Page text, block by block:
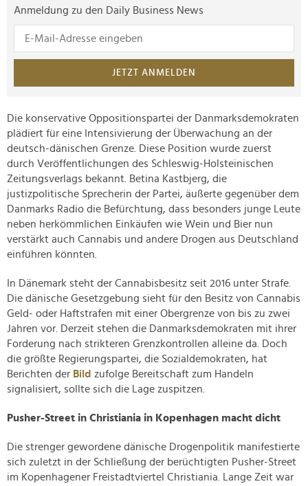
Anmeldung zu den Daily Business News
JETZT ANMELDEN
Die konservative Oppositionspartei der Danmarksdemokraten
plädiert für eine Intensivierung der Überwachung an der
deutsch-dänischen Grenze. Diese Position wurde zuerst
durch Veröffentlichungen des Schleswig-Holsteinischen
Zeitungsverlags bekannt. Betina Kastbjerg, die
justizpolitische Sprecherin der Partei, äußerte gegenüber dem
Danmarks Radio die Befürchtung, dass besonders junge Leute
neben herkömmlichen Einkäufen wie Wein und Bier nun
verstärkt auch Cannabis und andere Drogen aus Deutschland
einführen könnten.
In Dänemark steht der Cannabisbesitz seit 2016 unter Strafe.
Die dänische Gesetzgebung sieht für den Besitz von Cannabis
Geld- oder Haftstrafen mit einer Obergrenze von bis zu zwei
Jahren vor. Derzeit stehen die Danmarksdemokraten mit ihrer
Forderung nach strikteren Grenzkontrollen alleine da. Doch
die größte Regierungspartei, die Sozialdemokraten, hat
Berichten der Bild zufolge Bereitschaft zum Handeln
signalisiert, sollte sich die Lage zuspitzen.
Pusher-Street in Christiania in Kopenhagen macht dicht
Die strenger gewordene dänische Drogenpolitik manifestierte
sich zuletzt in der Schließung der berüchtigten Pusher-Street
im Kopenhagener Freistadtviertel Christiania. Lange Zeit war